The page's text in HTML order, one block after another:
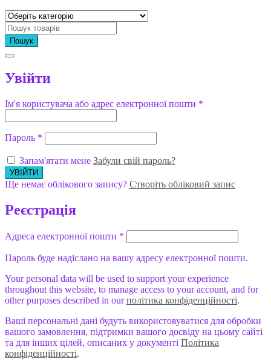
Пошук
Увійти
Ім'я користувача або адрес електронної пошти *
Пароль *
Запам'ятати мене Забули свій пароль?
Ще немає облікового запису? Створіть обліковий запис
Реєстрація
Адреса електронної пошти *
Пароль буде надіслано на вашу адресу електронної пошти.
Your personal data will be used to support your experience
throughout this website, to manage access to your account, and for
other purposes described in ourполітика конфіденційності.
Ваші персональні дані будуть використовуватися для обробки
вашого замовлення, підтримки вашого досвіду на цьому сайті
та для інших цілей, описаних у документі Політика
конфіденційності.